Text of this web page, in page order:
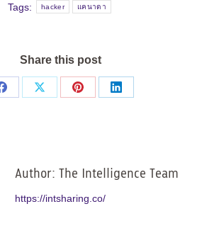
Tags: hacker แคนาดา
Share this post
Share
Share
Share
Share
Author: The Intelligence Team
https://intsharing.co/